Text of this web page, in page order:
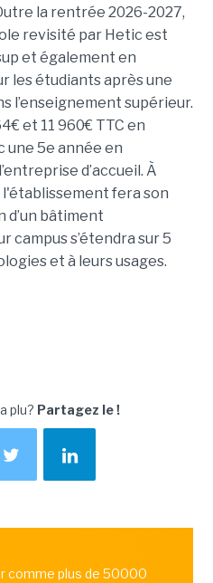
la rentrée 2026-2027,
revisité par Hetic est
et également en
les étudiants après une
l’enseignement supérieur.
et 11 960€ TTC en
une 5e année en
d’accueil. À
fera son
d’un bâtiment
campus s’étendra sur 5
et à leurs usages.
plu? Partagez le !
comme plus de 50000